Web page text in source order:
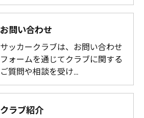
お問い合わせ
サッカークラブは、お問い合わせ
フォームを通じてクラブに関する
ご質問や相談を受け…
クラブ紹介